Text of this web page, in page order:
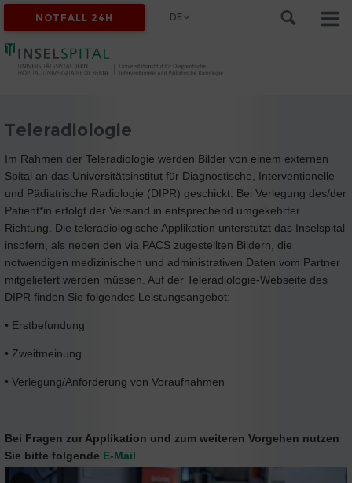
NOTFALL 24H DE
Teleradiologie
Im Rahmen der Teleradiologie werden Bilder von einem externen
Spital an das Universitätsinstitut für Diagnostische, Interventionelle
und Pädiatrische Radiologie (DIPR) geschickt. Bei Verlegung des/der
Patient*in erfolgt der Versand in entsprechend umgekehrter
Richtung. Die teleradiologische Applikation unterstützt das Inselspital
insofern, als neben den via PACS zugestellten Bildern, die
notwendigen medizinischen und administrativen Daten vom Partner
mitgeliefert werden müssen. Auf der Teleradiologie-Webseite des
DIPR finden Sie folgendes Leistungsangebot:
• Erstbefundung
• Zweitmeinung
• Verlegung/Anforderung von Voraufnahmen
Bei Fragen zur Applikation und zum weiteren Vorgehen nutzen
Sie bitte folgende E-Mail